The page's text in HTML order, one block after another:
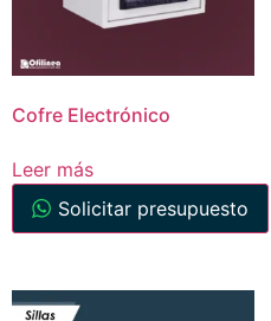
Cofre Electrónico
Leer más
Solicitar presupuesto